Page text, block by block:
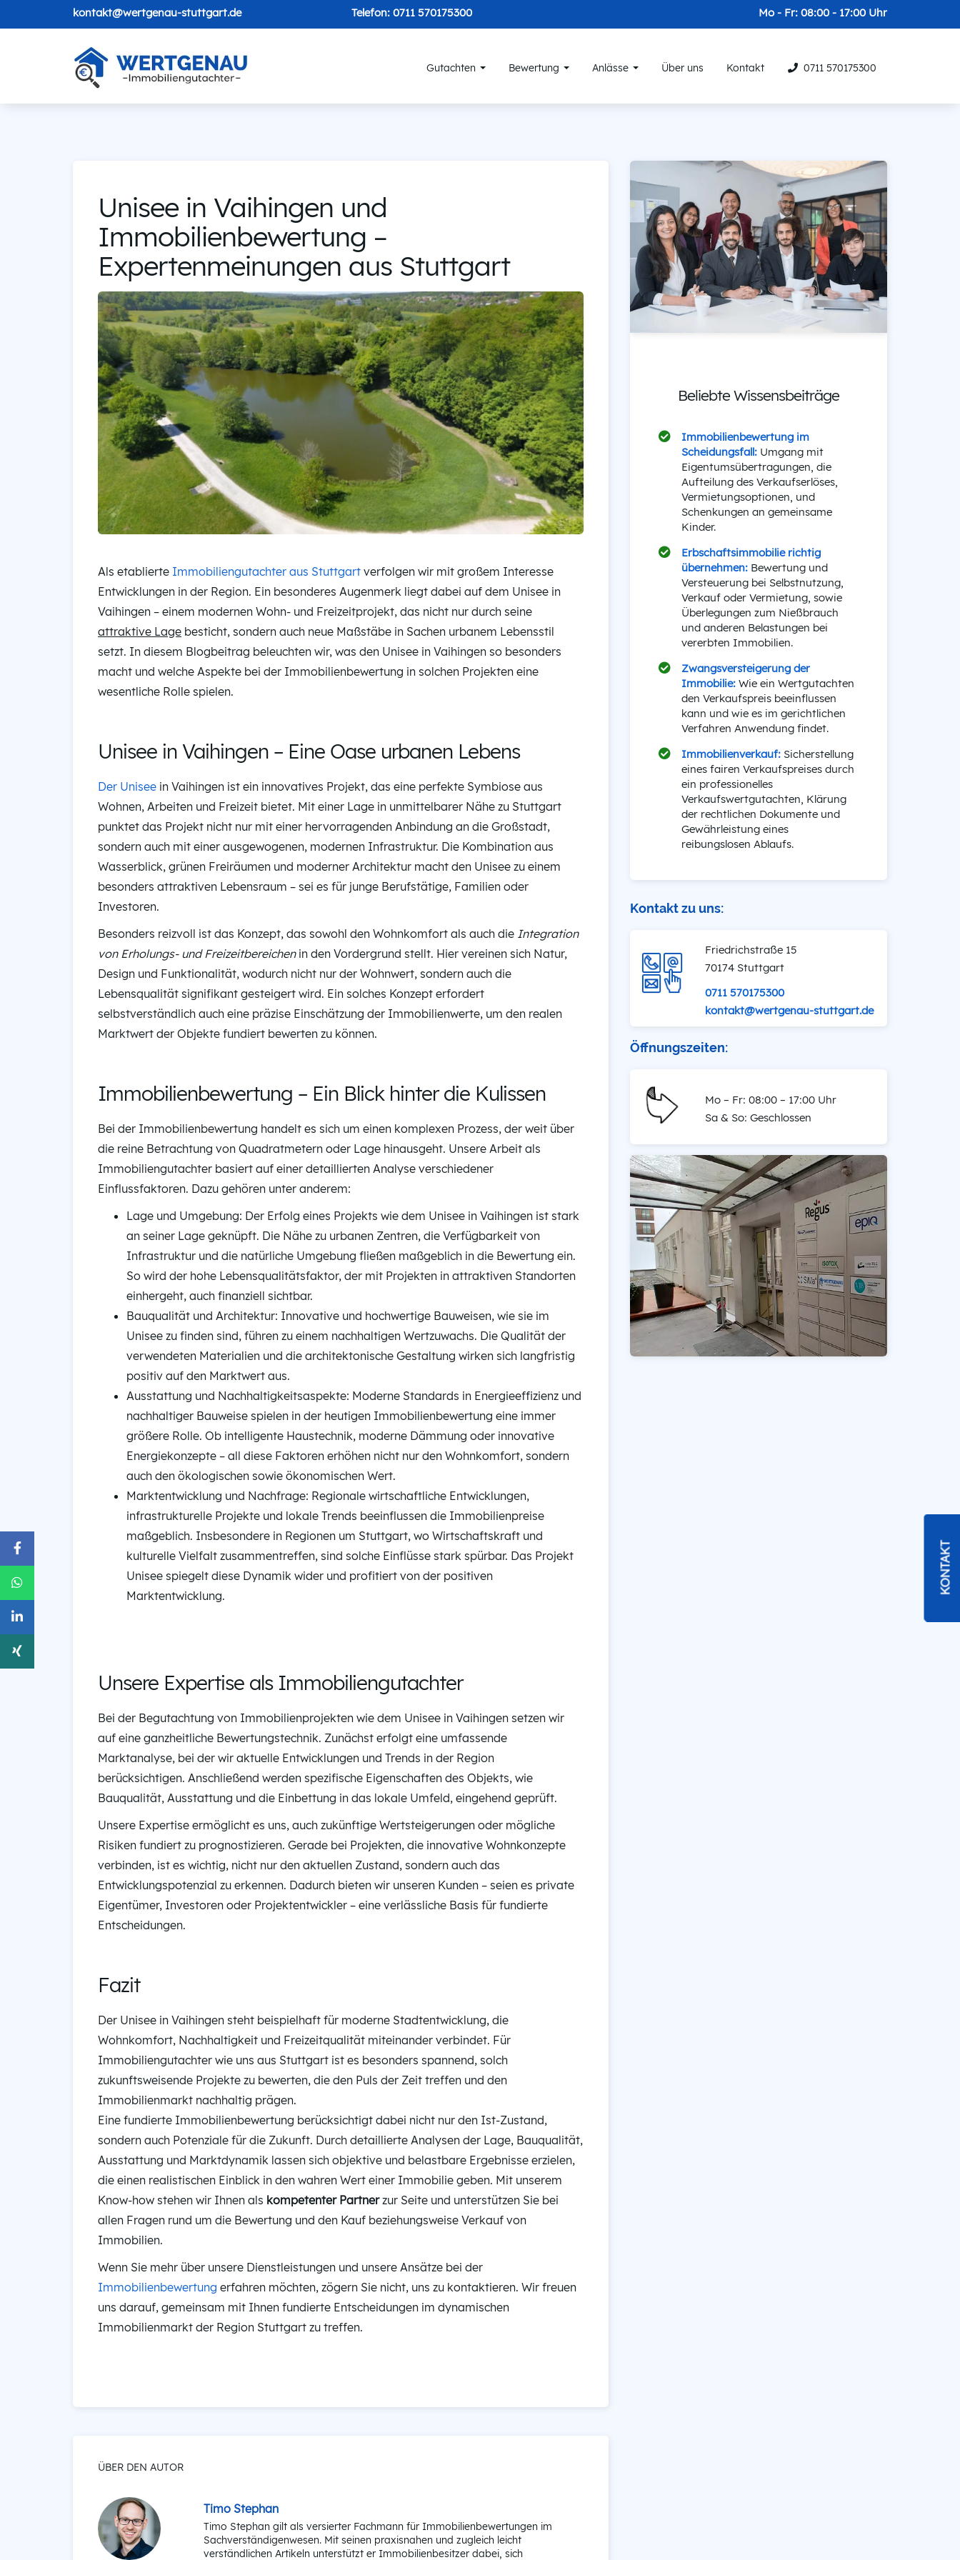
kontakt@wertgenau-stuttgart.de Telefon: 0711 570175300 Mo - Fr: 08:00 - 17:00 Uhr
Gutachten Bewertung Anlässe Über uns Kontakt 0711 570175300
Unisee in Vaihingen und
Immobilienbewertung –
Expertenmeinungen aus Stuttgart
Als etablierte Immobiliengutachter aus Stuttgart verfolgen wir mit großem Interesse
Entwicklungen in der Region. Ein besonderes Augenmerk liegt dabei auf dem Unisee in
Vaihingen – einem modernen Wohn- und Freizeitprojekt, das nicht nur durch seine
attraktive Lage besticht, sondern auch neue Maßstäbe in Sachen urbanem Lebensstil
setzt. In diesem Blogbeitrag beleuchten wir, was den Unisee in Vaihingen so besonders
macht und welche Aspekte bei der Immobilienbewertung in solchen Projekten eine
wesentliche Rolle spielen.
Unisee in Vaihingen – Eine Oase urbanen Lebens
Der Unisee in Vaihingen ist ein innovatives Projekt, das eine perfekte Symbiose aus
Wohnen, Arbeiten und Freizeit bietet. Mit einer Lage in unmittelbarer Nähe zu Stuttgart
punktet das Projekt nicht nur mit einer hervorragenden Anbindung an die Großstadt,
sondern auch mit einer ausgewogenen, modernen Infrastruktur. Die Kombination aus
Wasserblick, grünen Freiräumen und moderner Architektur macht den Unisee zu einem
besonders attraktiven Lebensraum – sei es für junge Berufstätige, Familien oder
Investoren.
Besonders reizvoll ist das Konzept, das sowohl den Wohnkomfort als auch die Integration
von Erholungs- und Freizeitbereichenin den Vordergrund stellt. Hier vereinen sich Natur,
Design und Funktionalität, wodurch nicht nur der Wohnwert, sondern auch die
Lebensqualität signifikant gesteigert wird. Ein solches Konzept erfordert
selbstverständlich auch eine präzise Einschätzung der Immobilienwerte, um den realen
Marktwert der Objekte fundiert bewerten zu können.
Immobilienbewertung – Ein Blick hinter die Kulissen
Bei der Immobilienbewertung handelt es sich um einen komplexen Prozess, der weit über
die reine Betrachtung von Quadratmetern oder Lage hinausgeht. Unsere Arbeit als
Immobiliengutachter basiert auf einer detaillierten Analyse verschiedener
Einflussfaktoren. Dazu gehören unter anderem:
Lage und Umgebung: Der Erfolg eines Projekts wie dem Unisee in Vaihingen ist stark
an seiner Lage geknüpft. Die Nähe zu urbanen Zentren, die Verfügbarkeit von
Infrastruktur und die natürliche Umgebung fließen maßgeblich in die Bewertung ein.
So wird der hohe Lebensqualitätsfaktor, der mit Projekten in attraktiven Standorten
einhergeht, auch finanziell sichtbar.
Bauqualität und Architektur: Innovative und hochwertige Bauweisen, wie sie im
Unisee zu finden sind, führen zu einem nachhaltigen Wertzuwachs. Die Qualität der
verwendeten Materialien und die architektonische Gestaltung wirken sich langfristig
positiv auf den Marktwert aus.
Ausstattung und Nachhaltigkeitsaspekte: Moderne Standards in Energieeffizienz und
nachhaltiger Bauweise spielen in der heutigen Immobilienbewertung eine immer
größere Rolle. Ob intelligente Haustechnik, moderne Dämmung oder innovative
Energiekonzepte – all diese Faktoren erhöhen nicht nur den Wohnkomfort, sondern
auch den ökologischen sowie ökonomischen Wert.
Marktentwicklung und Nachfrage: Regionale wirtschaftliche Entwicklungen,
infrastrukturelle Projekte und lokale Trends beeinflussen die Immobilienpreise
maßgeblich. Insbesondere in Regionen um Stuttgart, wo Wirtschaftskraft und
kulturelle Vielfalt zusammentreffen, sind solche Einflüsse stark spürbar. Das Projekt
Unisee spiegelt diese Dynamik wider und profitiert von der positiven
Marktentwicklung.
Unsere Expertise als Immobiliengutachter
Bei der Begutachtung von Immobilienprojekten wie dem Unisee in Vaihingen setzen wir
auf eine ganzheitliche Bewertungstechnik. Zunächst erfolgt eine umfassende
Marktanalyse, bei der wir aktuelle Entwicklungen und Trends in der Region
berücksichtigen. Anschließend werden spezifische Eigenschaften des Objekts, wie
Bauqualität, Ausstattung und die Einbettung in das lokale Umfeld, eingehend geprüft.
Unsere Expertise ermöglicht es uns, auch zukünftige Wertsteigerungen oder mögliche
Risiken fundiert zu prognostizieren. Gerade bei Projekten, die innovative Wohnkonzepte
verbinden, ist es wichtig, nicht nur den aktuellen Zustand, sondern auch das
Entwicklungspotenzial zu erkennen. Dadurch bieten wir unseren Kunden – seien es private
Eigentümer, Investoren oder Projektentwickler – eine verlässliche Basis für fundierte
Entscheidungen.
Fazit
Der Unisee in Vaihingen steht beispielhaft für moderne Stadtentwicklung, die
Wohnkomfort, Nachhaltigkeit und Freizeitqualität miteinander verbindet. Für
Immobiliengutachter wie uns aus Stuttgart ist es besonders spannend, solch
zukunftsweisende Projekte zu bewerten, die den Puls der Zeit treffen und den
Immobilienmarkt nachhaltig prägen.
Eine fundierte Immobilienbewertung berücksichtigt dabei nicht nur den Ist-Zustand,
sondern auch Potenziale für die Zukunft. Durch detaillierte Analysen der Lage, Bauqualität,
Ausstattung und Marktdynamik lassen sich objektive und belastbare Ergebnisse erzielen,
die einen realistischen Einblick in den wahren Wert einer Immobilie geben. Mit unserem
Know-how stehen wir Ihnen als kompetenter Partnerzur Seite und unterstützen Sie bei
allen Fragen rund um die Bewertung und den Kauf beziehungsweise Verkauf von
Immobilien.
Wenn Sie mehr über unsere Dienstleistungen und unsere Ansätze bei der
Immobilienbewertung erfahren möchten, zögern Sie nicht, uns zu kontaktieren. Wir freuen
uns darauf, gemeinsam mit Ihnen fundierte Entscheidungen im dynamischen
Immobilienmarkt der Region Stuttgart zu treffen.
ÜBER DEN AUTOR
Timo Stephan
Timo Stephan gilt als versierter Fachmann für Immobilienbewertungen im
Sachverständigenwesen. Mit seinen praxisnahen und zugleich leicht
verständlichen Artikeln unterstützt er Immobilienbesitzer dabei, sich
Beliebte Wissensbeiträge
Immobilienbewertung im
Scheidungsfall: Umgang mit
Eigentumsübertragungen, die
Aufteilung des Verkaufserlöses,
Vermietungsoptionen, und
Schenkungen an gemeinsame
Kinder.
Erbschaftsimmobilie richtig
übernehmen: Bewertung und
Versteuerung bei Selbstnutzung,
Verkauf oder Vermietung, sowie
Überlegungen zum Nießbrauch
und anderen Belastungen bei
vererbten Immobilien.
Zwangsversteigerung der
Immobilie: Wie ein Wertgutachten
den Verkaufspreis beeinflussen
kann und wie es im gerichtlichen
Verfahren Anwendung findet.
Immobilienverkauf: Sicherstellung
eines fairen Verkaufspreises durch
ein professionelles
Verkaufswertgutachten, Klärung
der rechtlichen Dokumente und
Gewährleistung eines
reibungslosen Ablaufs.
Kontakt zu uns:
Friedrichstraße 15
70174 Stuttgart
0711 570175300
kontakt@wertgenau-stuttgart.de
Öffnungszeiten:
Mo – Fr: 08:00 – 17:00 Uhr
Sa & So: Geschlossen
KONTAKT